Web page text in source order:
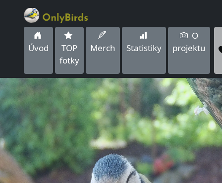
Úvod
TOP
fotky
Merch Statistiky
O
projektu